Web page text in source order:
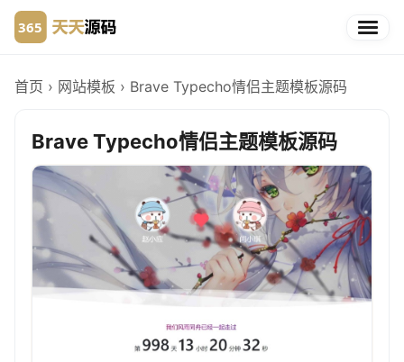
首页 › 网站模板 › Brave Typecho情侣主题模板源码
Brave Typecho情侣主题模板源码